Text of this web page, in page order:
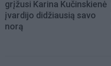
grįžusi Karina Kučinskienė
įvardijo didžiausią savo
norą